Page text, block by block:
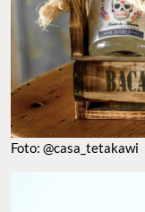
Foto: @casa_tetakawi